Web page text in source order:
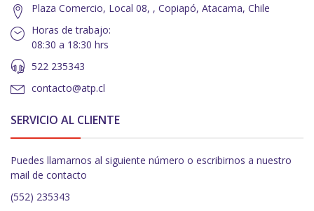
Plaza Comercio, Local 08, , Copiapó, Atacama, Chile
Horas de trabajo:
08:30 a 18:30 hrs
522 235343
contacto@atp.cl
SERVICIO AL CLIENTE
Puedes llamarnos al siguiente número o escribirnos a nuestro
mail de contacto
(552) 235343